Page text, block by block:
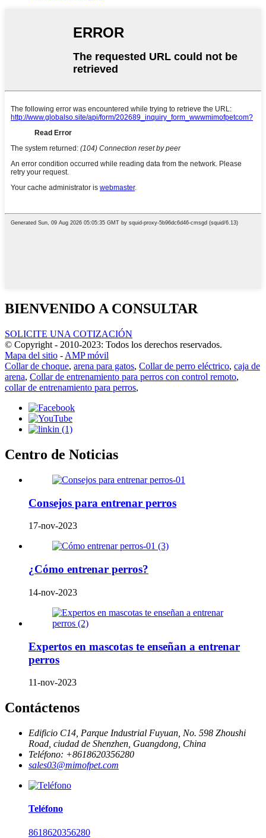
BIENVENIDO A CONSULTAR
SOLICITE UNA COTIZACIÓN
© Copyright - 2010-2023: Todos los derechos reservados.
Mapa del sitio - AMP móvil
Collar de choque, arena para gatos, Collar de perro eléctrico, caja de
arena, Collar de entrenamiento para perros con control remoto,
collar de entrenamiento para perros,
Centro de Noticias
Consejos para entrenar perros
17-nov-2023
¿Cómo entrenar perros?
14-nov-2023
Expertos en mascotas te enseñan a entrenar
perros
11-nov-2023
Contáctenos
Edificio C14, Parque Industrial Fuyuan, No. 598 Zhoushi
Road, ciudad de Shenzhen, Guangdong, China
Teléfono: +8618620356280
sales03@mimofpet.com
Teléfono
8618620356280